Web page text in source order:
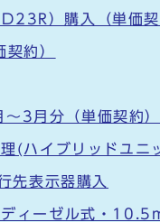
）購入（単価契
約）
3月分（単価契約）
(ハイブリッドユ
先表示器購入
ィーゼル式・